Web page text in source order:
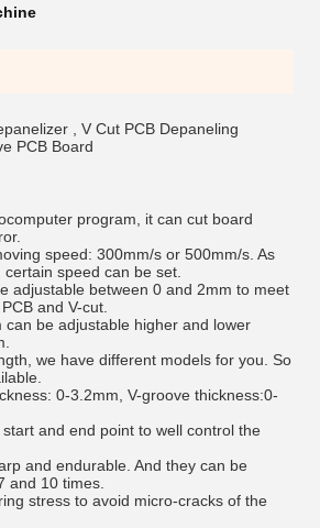
, V Cut PCB Depaneling
PCB Board
program, it can cut board
speed: 300mm/s or 500mm/s. As
speed can be set.
adjustable between 0 and 2mm to meet
and V-cut.
be adjustable higher and lower
we have different models for you. So
0-3.2mm, V-groove thickness:0-
and end point to well control the
and endurable. And they can be
and 10 times.
stress to avoid micro-cracks of the